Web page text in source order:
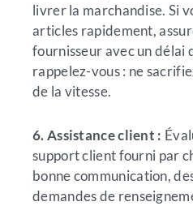
livrer la marchandise. Si
articles rapidement,
fournisseur avec un délai
rappelez-vous : ne
de la vitesse.
6. Assistance client :
support client fourni par
bonne communication,
demandes de